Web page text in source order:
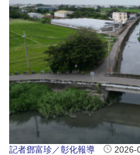
竣工打造文
湯姆熊攜手
陪伴家扶兒
記者鄧富珍／彰化報導
2026-